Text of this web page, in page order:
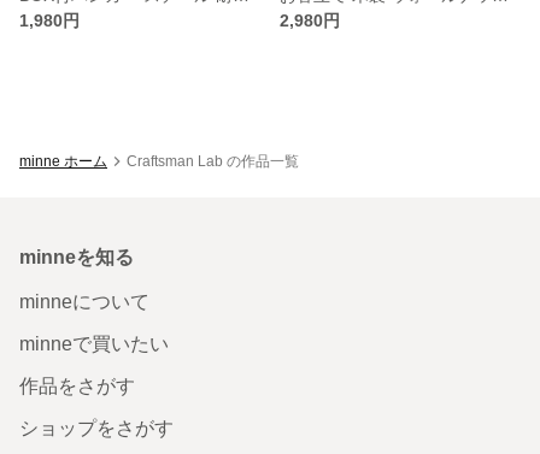
1,980円
2,980円
minne ホーム Craftsman Lab の作品一覧
minneを知る
minneについて
minneで買いたい
作品をさがす
ショップをさがす